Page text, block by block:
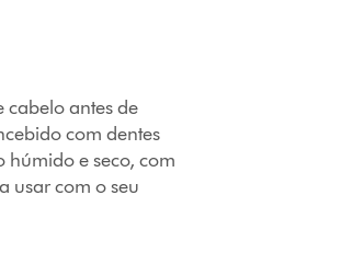
cabelo antes de
com dentes
húmido e seco, com
usar com o seu